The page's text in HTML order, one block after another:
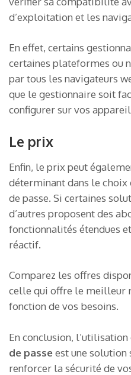
d’exploitation et les
En effet, certains
certaines plateformes ou
par tous les navigateurs
que le gestionnaire soit
configurer sur vos
Le prix
Enfin, le prix peut
déterminant dans le choix
de passe. Si certaines
d’autres proposent des
fonctionnalités étendues
réactif.
Comparez les offres
celle qui offre le meilleur
fonction de vos besoins.
En conclusion, l’utilisation
de passeest une
renforcer la sécurité de